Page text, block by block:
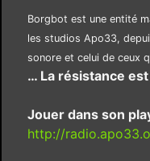
Borgbot est une entité
les studios Apo33,
sonore et celui de ceux
… La résistance
Jouer dans son
http://